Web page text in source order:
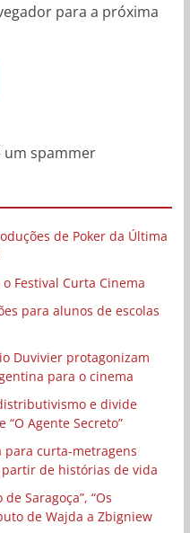
para a próxima
um spammer
de Poker da Última
Festival Curta Cinema
para alunos de escolas
Duvivier protagonizam
para o cinema
e divide
Agente Secreto”
para curta-metragens
de histórias de vida
Saragoça”, “Os
de Wajda a Zbigniew